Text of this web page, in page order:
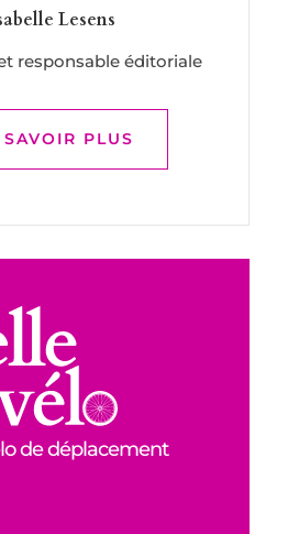
Lesens
responsable éditoriale
SAVOIR PLUS
de déplacement